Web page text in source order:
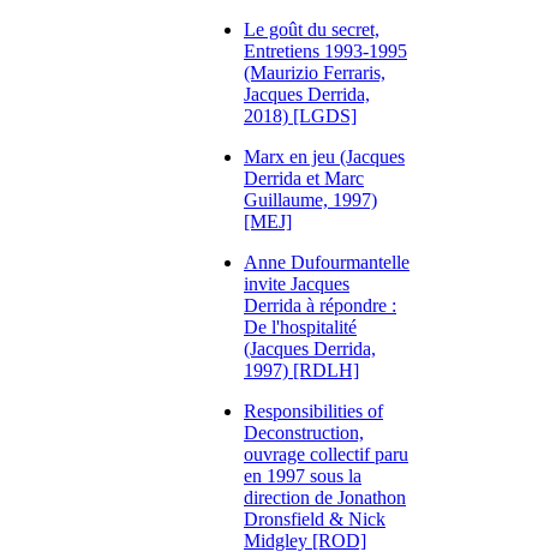
Le goût du secret,
Entretiens 1993-1995
(Maurizio Ferraris,
Jacques Derrida,
2018) [LGDS]
Marx en jeu (Jacques
Derrida et Marc
Guillaume, 1997)
[MEJ]
Anne Dufourmantelle
invite Jacques
Derrida à répondre :
De l'hospitalité
(Jacques Derrida,
1997) [RDLH]
Responsibilities of
Deconstruction,
ouvrage collectif paru
en 1997 sous la
direction de Jonathon
Dronsfield & Nick
Midgley [ROD]